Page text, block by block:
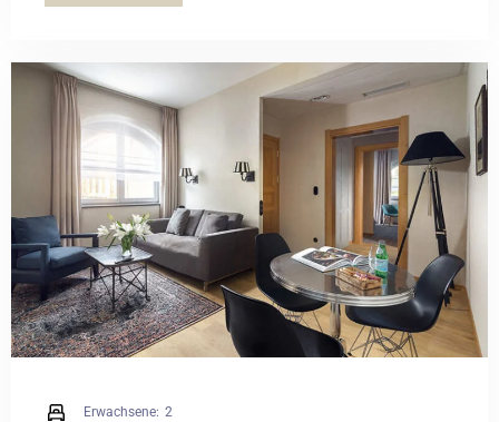
und kelchförmige Wandlampen.
Erwachsene: 2